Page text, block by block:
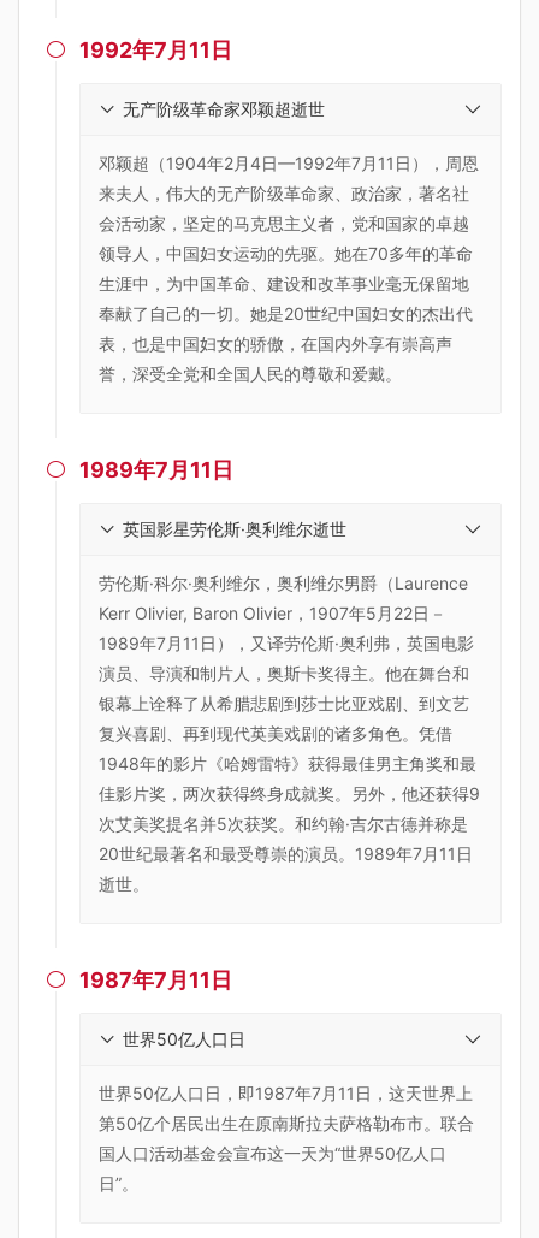
 1992年7月11日
无产阶级革命家邓颖超逝世
邓颖超（1904年2月4日—1992年7月11日），周恩
来夫人，伟大的无产阶级革命家、政治家，著名社
会活动家，坚定的马克思主义者，党和国家的卓越
领导人，中国妇女运动的先驱。她在70多年的革命
生涯中，为中国革命、建设和改革事业毫无保留地
奉献了自己的一切。她是20世纪中国妇女的杰出代
表，也是中国妇女的骄傲，在国内外享有崇高声
誉，深受全党和全国人民的尊敬和爱戴。
 1989年7月11日
英国影星劳伦斯·奥利维尔逝世
劳伦斯·科尔·奥利维尔，奥利维尔男爵（Laurence
Kerr Olivier, Baron Olivier，1907年5月22日－
1989年7月11日），又译劳伦斯·奥利弗，英国电影
演员、导演和制片人，奥斯卡奖得主。他在舞台和
银幕上诠释了从希腊悲剧到莎士比亚戏剧、到文艺
复兴喜剧、再到现代英美戏剧的诸多角色。凭借
1948年的影片《哈姆雷特》获得最佳男主角奖和最
佳影片奖，两次获得终身成就奖。另外，他还获得9
次艾美奖提名并5次获奖。和约翰·吉尔古德并称是
20世纪最著名和最受尊崇的演员。1989年7月11日
逝世。
 1987年7月11日
世界50亿人口日
世界50亿人口日，即1987年7月11日，这天世界上
第50亿个居民出生在原南斯拉夫萨格勒布市。联合
国人口活动基金会宣布这一天为“世界50亿人口
日”。